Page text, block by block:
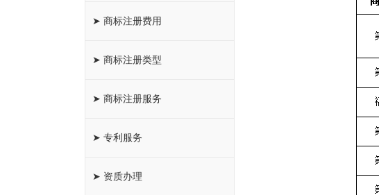
➤ 商标注册费用
➤ 商标注册类型
➤ 商标注册服务
➤ 专利服务
➤ 资质办理